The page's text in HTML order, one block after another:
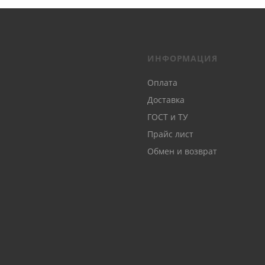
ИНФОРМАЦИЯ
Оплата
Доставка
ГОСТ и ТУ
Прайс лист
Обмен и возврат